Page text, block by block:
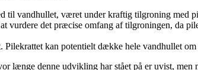
til vandhullet, været under kraftig tilgroning med
det præcise omfang af tilgroningen, da
kan potentielt dække hele vandhullet om
længe denne udvikling har stået på er uvist, men